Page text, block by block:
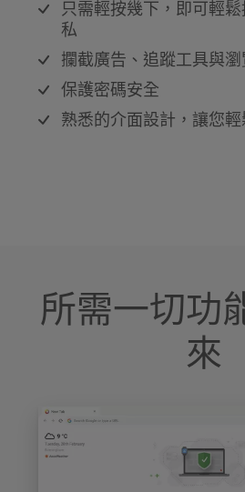
只需輕按幾下，即可輕
私
攔截廣告、追蹤工具與
保護密碼安全
熟悉的介面設計，讓您輕
所需一切功
來